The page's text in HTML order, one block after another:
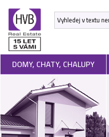
DOMY, CHATY, CHALUPY
ÚVODNÍ
STRÁNKA
NEMOVITOSTI
DEVELOPERSKÉ
PROJEKTY
SLUŽBY